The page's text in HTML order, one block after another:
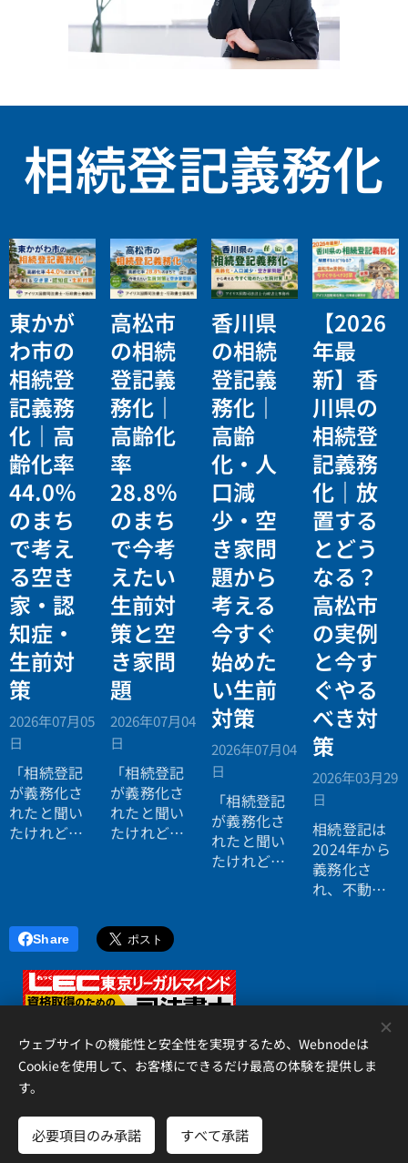
相続登記義務化
東かが
わ市の
相続登
記義務
化｜高
齢化率
44.0％
のまち
で考え
る空き
家・認
知症・
生前対
策
2026年07月05
日
「相続登記
が義務化さ
れたと聞い
たけれど、
高松市
の相続
登記義
務化｜
高齢化
率
28.8％
のまち
で今考
えたい
生前対
策と空
き家問
題
2026年07月04
日
「相続登記
が義務化さ
れたと聞い
たけれど、
香川県
の相続
登記義
務化｜
高齢
化・人
口減
少・空
き家問
題から
考える
今すぐ
始めた
い生前
対策
2026年07月04
日
「相続登記
が義務化さ
れたと聞い
たけれど、
【2026
年最
新】香
川県の
相続登
記義務
化｜放
置する
とどう
なる？
高松市
の実例
と今す
ぐやる
べき対
策
2026年03月29
日
相続登記は
2024年から
義務化さ
れ、不動産
香川県でも
「実家の名
義が親のま
ま」という
Share
アイリス国際司法書士・行政書士事務所、 香川県高松市錦町２丁
目１３番７号 松岡ビル２Ｆ 、087-873-2653
Cookie
ウェブサイトの機能性と安全性を実現するため、Webnodeは
Cookieを使用して、お客様にできるだけ最高の体験を提供しま
す。
必要項目のみ承諾 すべて承諾